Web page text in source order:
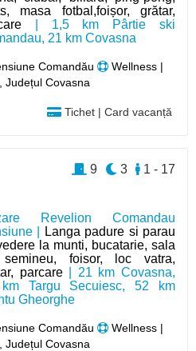
masa fotbal,foișor, grătar,
| 1,5 km Pârtie ski
21 km Covasna
Comandău
Wellness |
Județul Covasna
Tichet | Card vacanță
Revelion Comandau
|
Langa padure si parau
la munti, bucatarie, sala
foisor, loc vatra,
parcare| 21 km Covasna,
Targu Secuiesc, 52 km
Gheorghe
Comandău
Wellness |
Județul Covasna
1 - 17
3
9